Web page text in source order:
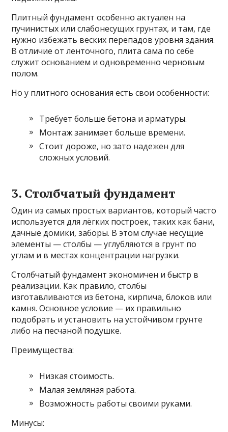
Плитный фундамент особенно актуален на
пучинистых или слабонесущих грунтах, и там, где
нужно избежать веских перепадов уровня здания.
В отличие от ленточного, плита сама по себе
служит основанием и одновременно черновым
полом.
Но у плитного основания есть свои особенности:
Требует больше бетона и арматуры.
Монтаж занимает больше времени.
Стоит дороже, но зато надежен для
сложных условий.
3. Столбчатый фундамент
Один из самых простых вариантов, который часто
используется для лёгких построек, таких как бани,
дачные домики, заборы. В этом случае несущие
элементы — столбы — углубляются в грунт по
углам и в местах концентрации нагрузки.
Столбчатый фундамент экономичен и быстр в
реализации. Как правило, столбы
изготавливаются из бетона, кирпича, блоков или
камня. Основное условие — их правильно
подобрать и установить на устойчивом грунте
либо на песчаной подушке.
Преимущества:
Низкая стоимость.
Малая земляная работа.
Возможность работы своими руками.
Минусы: